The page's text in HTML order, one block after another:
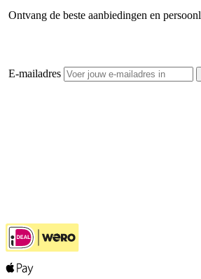
Ontvang de beste aanbiedingen en
E-mailadres